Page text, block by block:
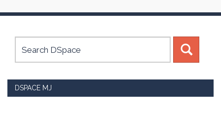
DSPACE MJ